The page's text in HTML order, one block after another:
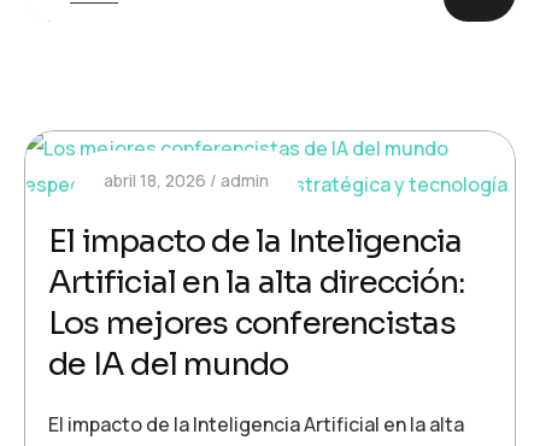
abril 18, 2026 admin
El impacto de la Inteligencia
Artificial en la alta dirección:
Los mejores conferencistas
de IA del mundo
El impacto de la Inteligencia Artificial en la alta